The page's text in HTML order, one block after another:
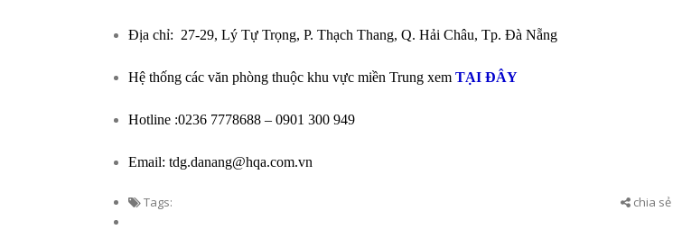
Địa chỉ: 27-29, Lý Tự Trọng, P. Thạch Thang, Q. Hải Châu, Tp. Đà Nẵng
Hệ thống các văn phòng thuộc khu vực miền Trung xem TẠI ĐÂY
Hotline :0236 7778688 – 0901 300 949
Email: tdg.danang@hqa.com.vn
Tags: chia sẻ